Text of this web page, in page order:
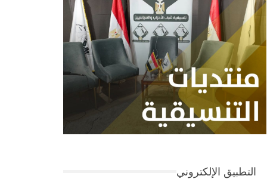
التطبيق الإلكتروني